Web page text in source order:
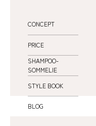
CONCEPT
PRICE
SHAMPOO-
SOMMELIE
STYLE BOOK
BLOG